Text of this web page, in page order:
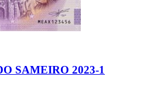
SAMEIRO 2023-1